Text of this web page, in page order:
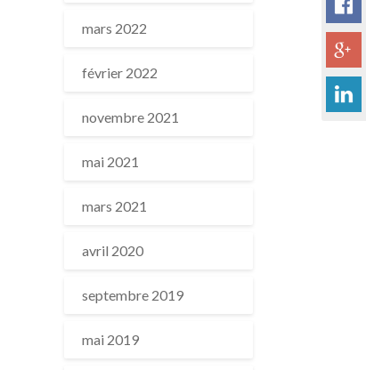
mars 2022
février 2022
novembre 2021
mai 2021
mars 2021
avril 2020
septembre 2019
mai 2019